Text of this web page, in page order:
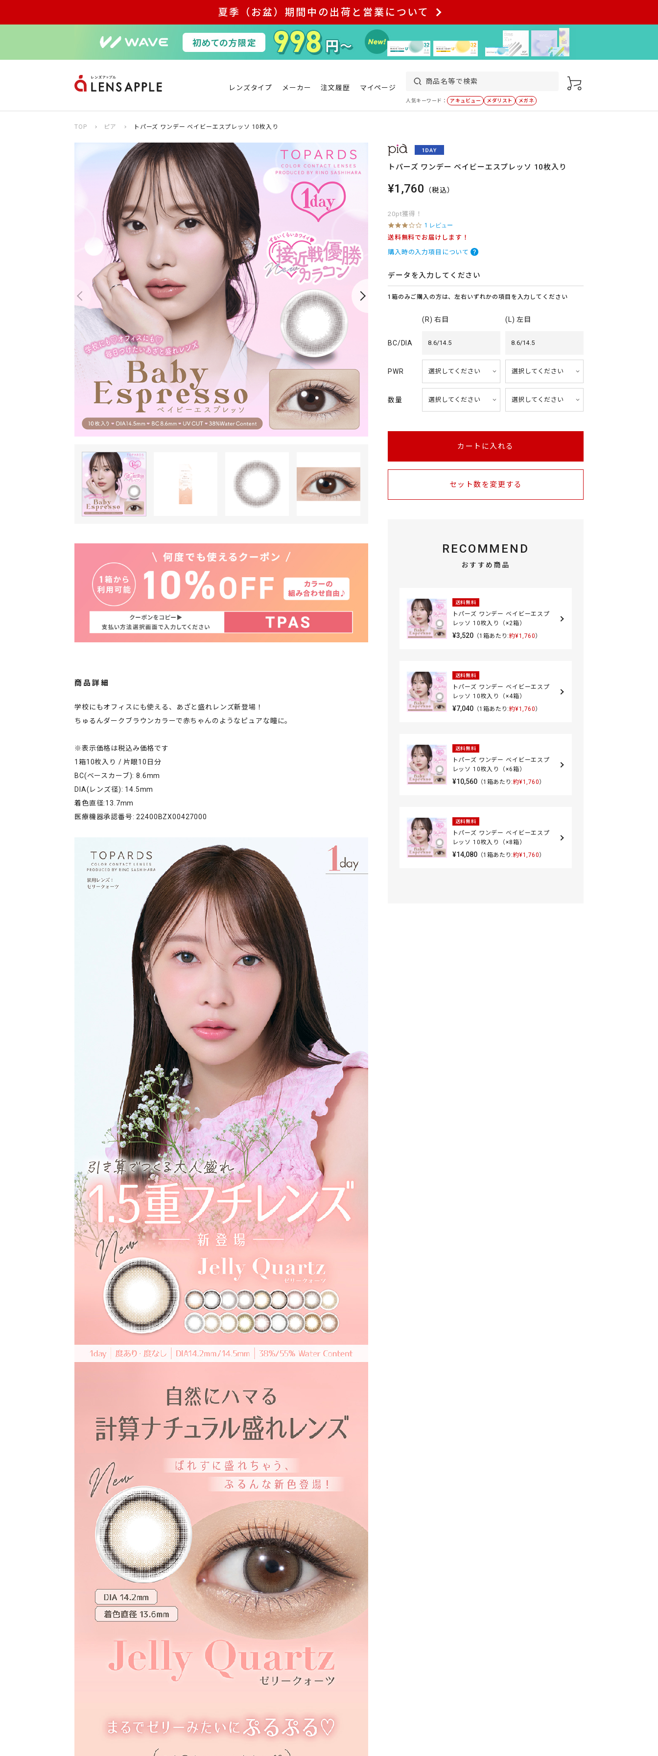
夏季（お盆）期間中の出荷と営業について
レンズタイプ メーカー 注文履歴 マイページ
人気キーワード： アキュビュー メダリスト メガネ
TOP ピア トパーズ ワンデー ベイビーエスプレッソ 10枚入り
商品詳細
学校にもオフィスにも使える、あざと盛れレンズ新登場！
ちゅるんダークブラウンカラーで赤ちゃんのようなピュアな瞳に。
※表示価格は税込み価格です
1箱10枚入り / 片眼10日分
BC(ベースカーブ): 8.6mm
DIA(レンズ径): 14.5mm
着色直径:13.7mm
医療機器承認番号: 22400BZX00427000
トパーズ ワンデー ベイビーエスプレッソ 10枚入り
¥1,760 （税込）
20pt獲得！
3
.
0
s
r
r
a
t
n
g
1 レビュー
送料無料でお届けします！
購入時の入力項目について
データを入力してください
1箱のみご購入の方は、左右いずれかの項目を入力してください
(R) 右目 (L) 左目
BC/DIA 8.6/14.5 8.6/14.5
PWR
数量
カートに入れる
セット数を変更する
RECOMMEND
おすすめ商品
送料無料
トパーズ ワンデー ベイビーエスプ
レッソ 10枚入り（×2箱）
¥3,520（1箱あたり:約¥1,760）
送料無料
トパーズ ワンデー ベイビーエスプ
レッソ 10枚入り（×4箱）
¥7,040（1箱あたり:約¥1,760）
送料無料
トパーズ ワンデー ベイビーエスプ
レッソ 10枚入り（×6箱）
¥10,560（1箱あたり:約¥1,760）
送料無料
トパーズ ワンデー ベイビーエスプ
レッソ 10枚入り（×8箱）
¥14,080（1箱あたり:約¥1,760）